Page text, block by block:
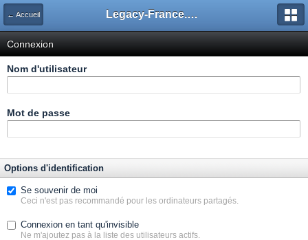
← Accueil Legacy-France.org - Forum
Connexion
Nom d'utilisateur
Mot de passe
Options d'identification
Se souvenir de moi
Ceci n'est pas recommandé pour les ordinateurs partagés.
Connexion en tant qu'invisible
Ne m'ajoutez pas à la liste des utilisateurs actifs.